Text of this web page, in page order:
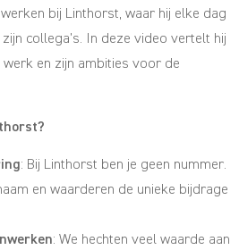
bij Linthorst, waar hij elke dag
collega’s. In deze video vertelt hij
en zijn ambities voor de
: Bij Linthorst ben je geen nummer.
en waarderen de unieke bijdrage
: We hechten veel waarde aan